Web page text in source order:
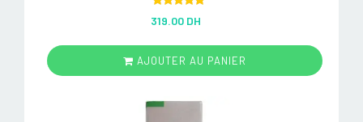
out of 5
319.00 DH
AJOUTER AU PANIER